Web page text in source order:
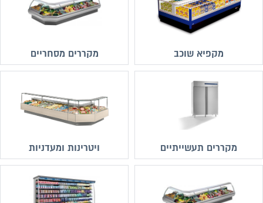
מקפיא שוכב מקררים מסחריים
מקררים תעשייתיים ויטרינות ומעדניות